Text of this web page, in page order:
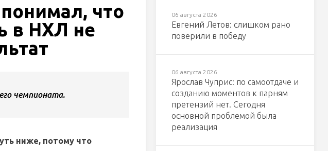
что
в НХЛ не
чемпионата.
ниже, потому что
06 августа 2026
Евгений Летов: слишком рано
поверили в победу
06 августа 2026
Ярослав Чуприс: по самоотдаче и
созданию моментов к парням
претензий нет. Сегодня
основной проблемой была
реализация